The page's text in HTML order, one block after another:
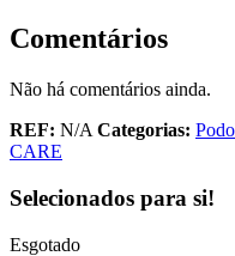
Comentários
Não há comentários ainda.
REF: N/A Categorias:
CARE
Selecionados para si!
Esgotado